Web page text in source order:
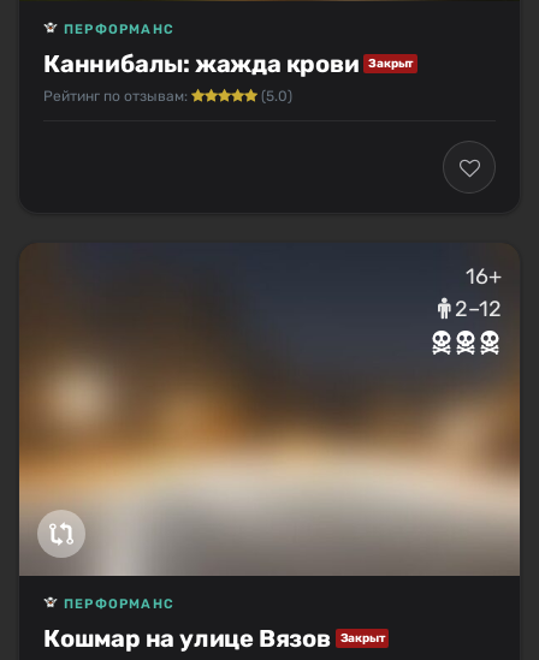
Каннибалы: жажда крови Закрыт
ПЕРФОРМАНС
Рейтинг по отзывам: (5.0)
16+
2–12
Кошмар на улице Вязов Закрыт
ПЕРФОРМАНС